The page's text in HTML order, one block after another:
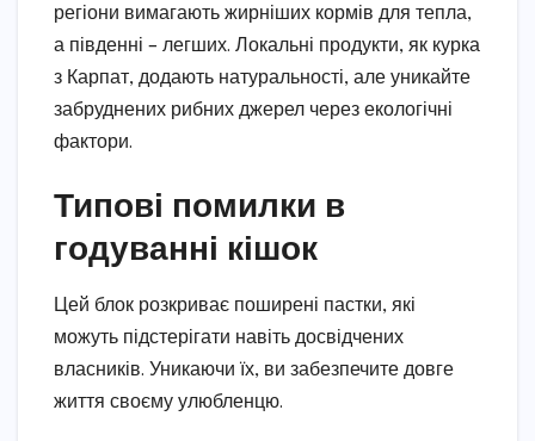
регіони вимагають жирніших кормів для тепла,
а південні – легших. Локальні продукти, як курка
з Карпат, додають натуральності, але уникайте
забруднених рибних джерел через екологічні
фактори.
Типові помилки в
годуванні кішок
Цей блок розкриває поширені пастки, які
можуть підстерігати навіть досвідчених
власників. Уникаючи їх, ви забезпечите довге
життя своєму улюбленцю.